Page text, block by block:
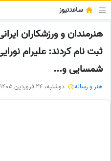
ساعدنیوز
هنرمندان و ورزشکاران
ثبت نام کردند: علیرام
شمسایی و...
هنر و رسانه دوشنبه، 24 فروردین 1405